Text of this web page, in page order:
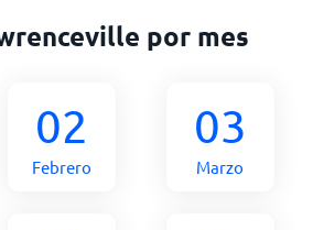
por mes
02
Febrero
03
Marzo